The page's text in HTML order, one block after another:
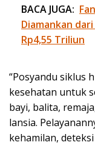
BACA JUGA:
Diamankan
Rp4,55 Triliun
“Posyandu siklus
kesehatan untuk
bayi, balita,
lansia.
kehamilan,